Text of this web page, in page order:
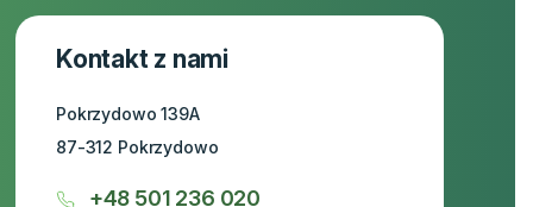
Kontakt z nami
Pokrzydowo 139A
87-312 Pokrzydowo
+48 501 236 020